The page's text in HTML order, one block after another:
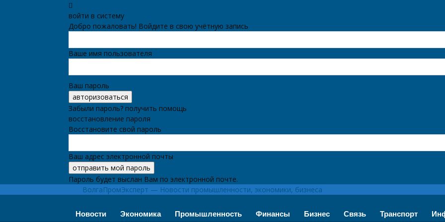
войти в систему
Добро пожаловать! Войдите в свою учётную запись
Ваше имя пользователя
Ваш пароль
Забыли пароль? получить помощь
восстановление пароля
Восстановите свой пароль
Ваш адрес электронной почты
Пароль будет выслан Вам по электронной почте.
ВолгаПромЭксперт — Новости промышленности, экономики, бизнеса
Новости Экономика Промышленность Финансы Бизнес Связь Транспорт